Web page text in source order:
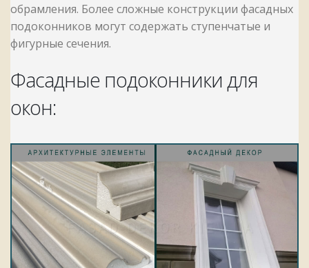
обрамления. Более сложные конструкции фасадных
подоконников могут содержать ступенчатые и
фигурные сечения.
Фасадные подоконники для
окон: